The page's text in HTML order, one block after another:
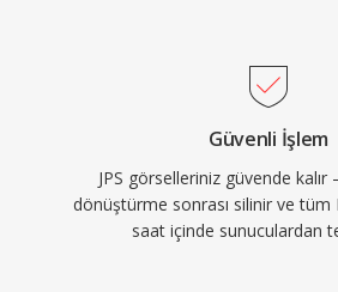
Güvenli İşlem
JPS görselleriniz güvende
dönüştürme sonrası silinir ve tüm
saat içinde sunuculardan